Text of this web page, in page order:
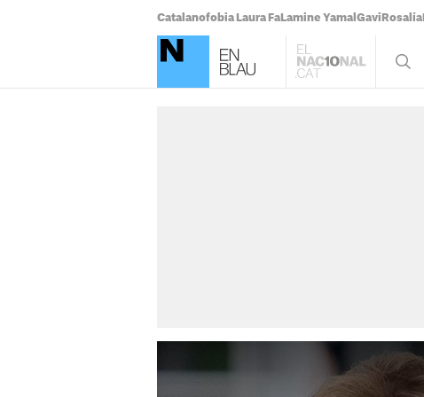
Catalanofobia Laura Fa Lamine Yamal Gavi Rosalía